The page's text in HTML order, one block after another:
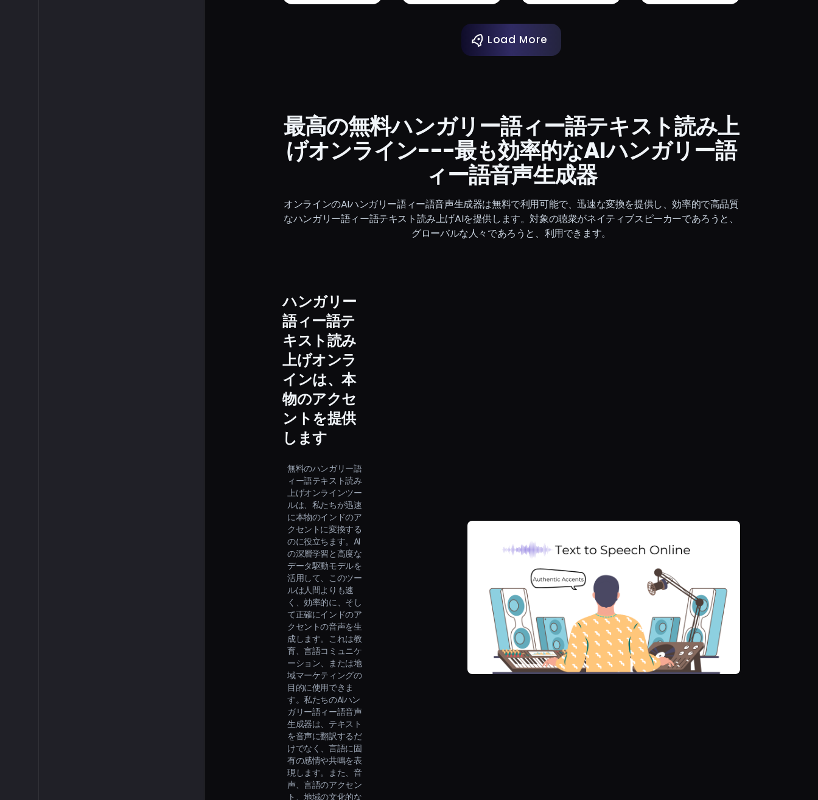
Load More
最高の無料ハンガリー語ィー語テキスト読み上
げオンライン---最も効率的なAIハンガリー語
ィー語音声生成器
オンラインのAIハンガリー語ィー語音声生成器は無料で利用可能で、迅速な変換を提供し、効率的で高品質
なハンガリー語ィー語テキスト読み上げAIを提供します。対象の聴衆がネイティブスピーカーであろうと、
グローバルな人々であろうと、利用できます。
ハンガリー
語ィー語テ
キスト読み
上げオンラ
インは、本
物のアクセ
ントを提供
します
無料のハンガリー語
ィー語テキスト読み
上げオンラインツー
ルは、私たちが迅速
に本物のインドのア
クセントに変換する
のに役立ちます。AI
の深層学習と高度な
データ駆動モデルを
活用して、このツー
ルは人間よりも速
く、効率的に、そし
て正確にインドのア
クセントの音声を生
成します。これは教
育、言語コミュニケ
ーション、または地
域マーケティングの
目的に使用できま
す。私たちのAIハン
ガリー語ィー語音声
生成器は、テキスト
を音声に翻訳するだ
けでなく、言語に固
有の感情や共鳴を表
現します。また、音
声、言語のアクセン
ト、地域の文化的な